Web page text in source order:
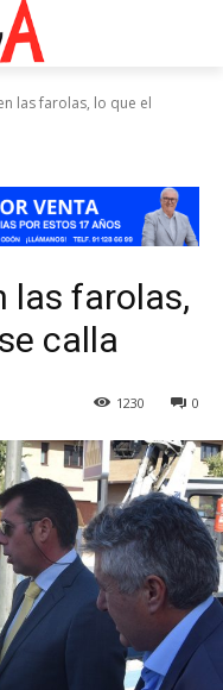
las farolas, lo que el
las farolas,
calla
0
1230